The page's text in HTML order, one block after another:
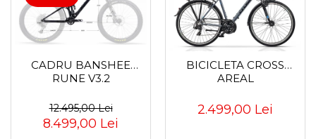
Accesorii
Manșoane
Pedale
Pinioane
Roți spate
CADRU BANSHEE
RUNE V3.2
12.495,00 Lei
8.499,00 Lei
BICICLETA CROSS
AREAL
2.499,00 Lei